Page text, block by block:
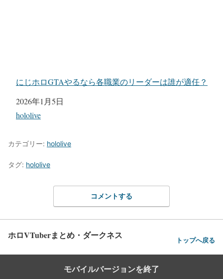
にじホロGTAやるなら各職業のリーダーは誰が適任？
日付
2026年1月5日
関連理由
hololive
カテゴリー: hololive
タグ: hololive
コメントする
ホロVTuberまとめ・ダークネス トップへ戻る
モバイルバージョンを終了